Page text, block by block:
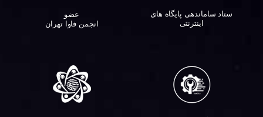
ستاد ساماندهی پایگاه های
اینترنتی
عضو
انجمن فاوا تهران